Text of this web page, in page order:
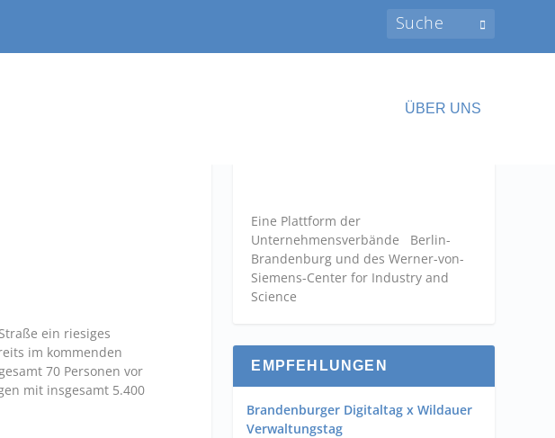
ÜBER UNS
ein riesiges
im kommenden
70 Personen vor
mit insgesamt 5.400
Eine Plattform der
Unternehmensverbände Berlin-
Brandenburg und des Werner-von-
Siemens-Center for Industry and
Science
EMPFEHLUNGEN
Brandenburger Digitaltag x Wildauer
Verwaltungstag